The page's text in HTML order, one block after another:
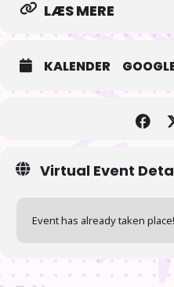
LÆS MERE
KALENDER
Virtual Event
Event has already taken place!